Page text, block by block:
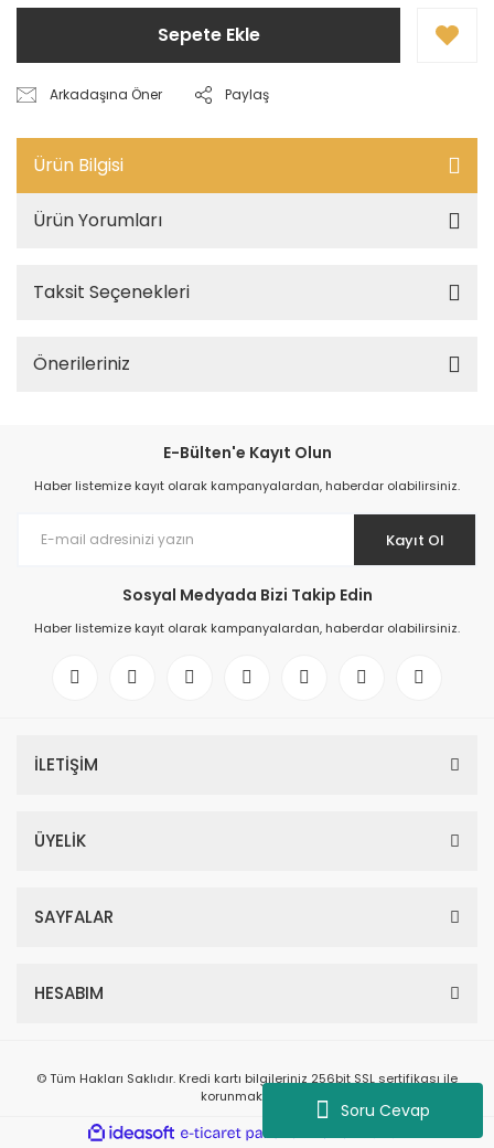
Soru Cevap
Sepete Ekle
Arkadaşına Öner Paylaş
Ürün Bilgisi
Ürün Yorumları
Taksit Seçenekleri
Önerileriniz
E-Bülten'e Kayıt Olun
Haber listemize kayıt olarak kampanyalardan, haberdar olabilirsiniz.
Kayıt Ol
Sosyal Medyada Bizi Takip Edin
Haber listemize kayıt olarak kampanyalardan, haberdar olabilirsiniz.
İLETİŞİM
ÜYELİK
SAYFALAR
HESABIM
© Tüm Hakları Saklıdır. Kredi kartı bilgileriniz 256bit SSL sertifikası ile
korunmaktadır.
ideasoft